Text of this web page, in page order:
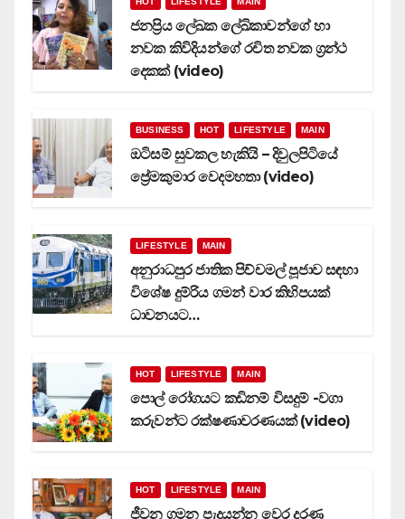
ජනප්‍රිය ලේඛක ලේඛිකාවන්ගේ හා
නවක කිවිදියන්ගේ රචිත නවක ග්‍රන්ථ
දෙකක් (video)
BUSINESS HOT LIFESTYLE MAIN
ඔටිසම් සුවකල හැකියි – දිවුලපිටියේ
ප්‍රේමකුමාර වෙදමහතා (video)
LIFESTYLE MAIN
අනුරාධපුර ජාතික පිච්චමල් පූජාව සඳහා
විශේෂ දුම්රිය ගමන් වාර කිහිපයක්
ධාවනයට…
HOT LIFESTYLE MAIN
පොල් රෝගයට කඩිනම් විසදුම් -වගා
කරුවන්ට රක්ෂණාවරණයක් (video)
HOT LIFESTYLE MAIN
ජීවන ගමන පැදයන්න වෙර දරණ